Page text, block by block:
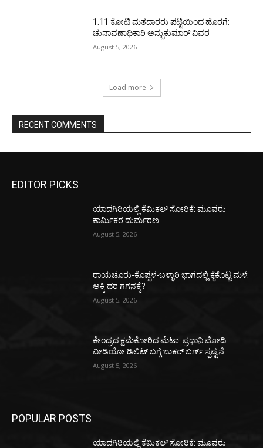
1.11 ಕೋಟಿ ಮತದಾರರು ಪಟ್ಟಿಯಿಂದ ಹೊರಗೆ:
ಚುನಾವಣಾಧಿಕಾರಿ ಅನ್ಬುಕುಮಾರ್ ವಿವರ
August 5, 2026
Load more
RECENT COMMENTS
EDITOR PICKS
ಯಾದಗಿರಿಯಲ್ಲಿ ಕೆಮಿಕಲ್ ಸೋರಿಕೆ: ಮೂವರು
ಕಾರ್ಮಿಕರ ದುರ್ಮರಣ
August 5, 2026
ರಾಯಚೂರು-ಕೊಪ್ಪಳ-ಬಳ್ಳಾರಿ ಭಾಗದಲ್ಲಿ ಕೈಕೊಟ್ಟ ಮಳೆ:
ಅಕ್ಕಿ ದರ ಗಗನಕ್ಕೆ?
August 5, 2026
ಕೇಂದ್ರದ ಕ್ಷಮೆಕೋರಿದ ಮೆಟಾ: ಪ್ರಧಾನಿ ಮೋದಿ
ವೀಡಿಯೋ ಡಿಲಿಟ್ ಬಗ್ಗೆ ಜುಕರ್ ಬರ್ಗ್ ಸ್ಪಷ್ಟನೆ
August 5, 2026
POPULAR POSTS
ಯಾದಗಿರಿಯಲ್ಲಿ ಕೆಮಿಕಲ್ ಸೋರಿಕೆ: ಮೂವರು